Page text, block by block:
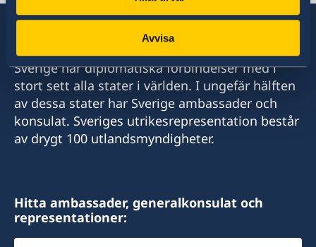
Avvisa
Sverige har diplomatiska förbindelser med i
stort sett alla stater i världen. I ungefär hälften
av dessa stater har Sverige ambassader och
konsulat. Sveriges utrikesrepresentation består
av drygt 100 utlandsmyndigheter.
Hitta ambassader, generalkonsulat och
representationer: